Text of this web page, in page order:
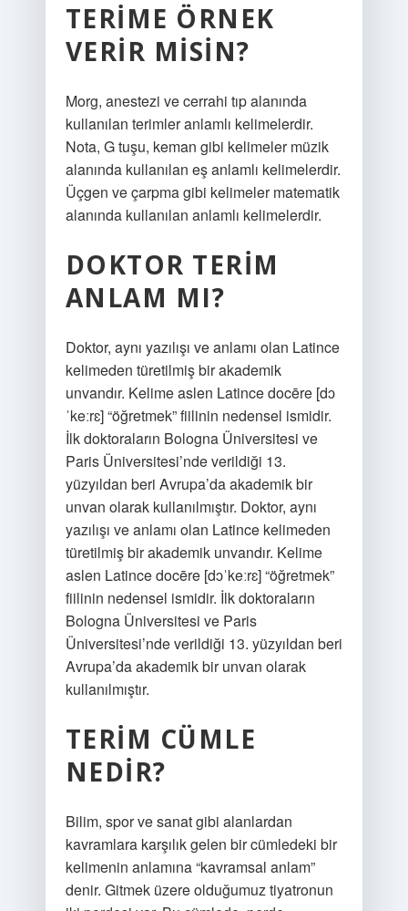
TERIME ÖRNEK
VERIR MISIN?
Morg, anestezi ve cerrahi tıp alanında
kullanılan terimler anlamlı kelimelerdir.
Nota, G tuşu, keman gibi kelimeler müzik
alanında kullanılan eş anlamlı kelimelerdir.
Üçgen ve çarpma gibi kelimeler matematik
alanında kullanılan anlamlı kelimelerdir.
DOKTOR TERIM
ANLAM MI?
Doktor, aynı yazılışı ve anlamı olan Latince
kelimeden türetilmiş bir akademik
unvandır. Kelime aslen Latince docēre [dɔ
ˈkeːrɛ] “öğretmek” fiilinin nedensel ismidir.
İlk doktoraların Bologna Üniversitesi ve
Paris Üniversitesi’nde verildiği 13.
yüzyıldan beri Avrupa’da akademik bir
unvan olarak kullanılmıştır. Doktor, aynı
yazılışı ve anlamı olan Latince kelimeden
türetilmiş bir akademik unvandır. Kelime
aslen Latince docēre [dɔˈkeːrɛ] “öğretmek”
fiilinin nedensel ismidir. İlk doktoraların
Bologna Üniversitesi ve Paris
Üniversitesi’nde verildiği 13. yüzyıldan beri
Avrupa’da akademik bir unvan olarak
kullanılmıştır.
TERIM CÜMLE
NEDIR?
Bilim, spor ve sanat gibi alanlardan
kavramlara karşılık gelen bir cümledeki bir
kelimenin anlamına “kavramsal anlam”
denir. Gitmek üzere olduğumuz tiyatronun